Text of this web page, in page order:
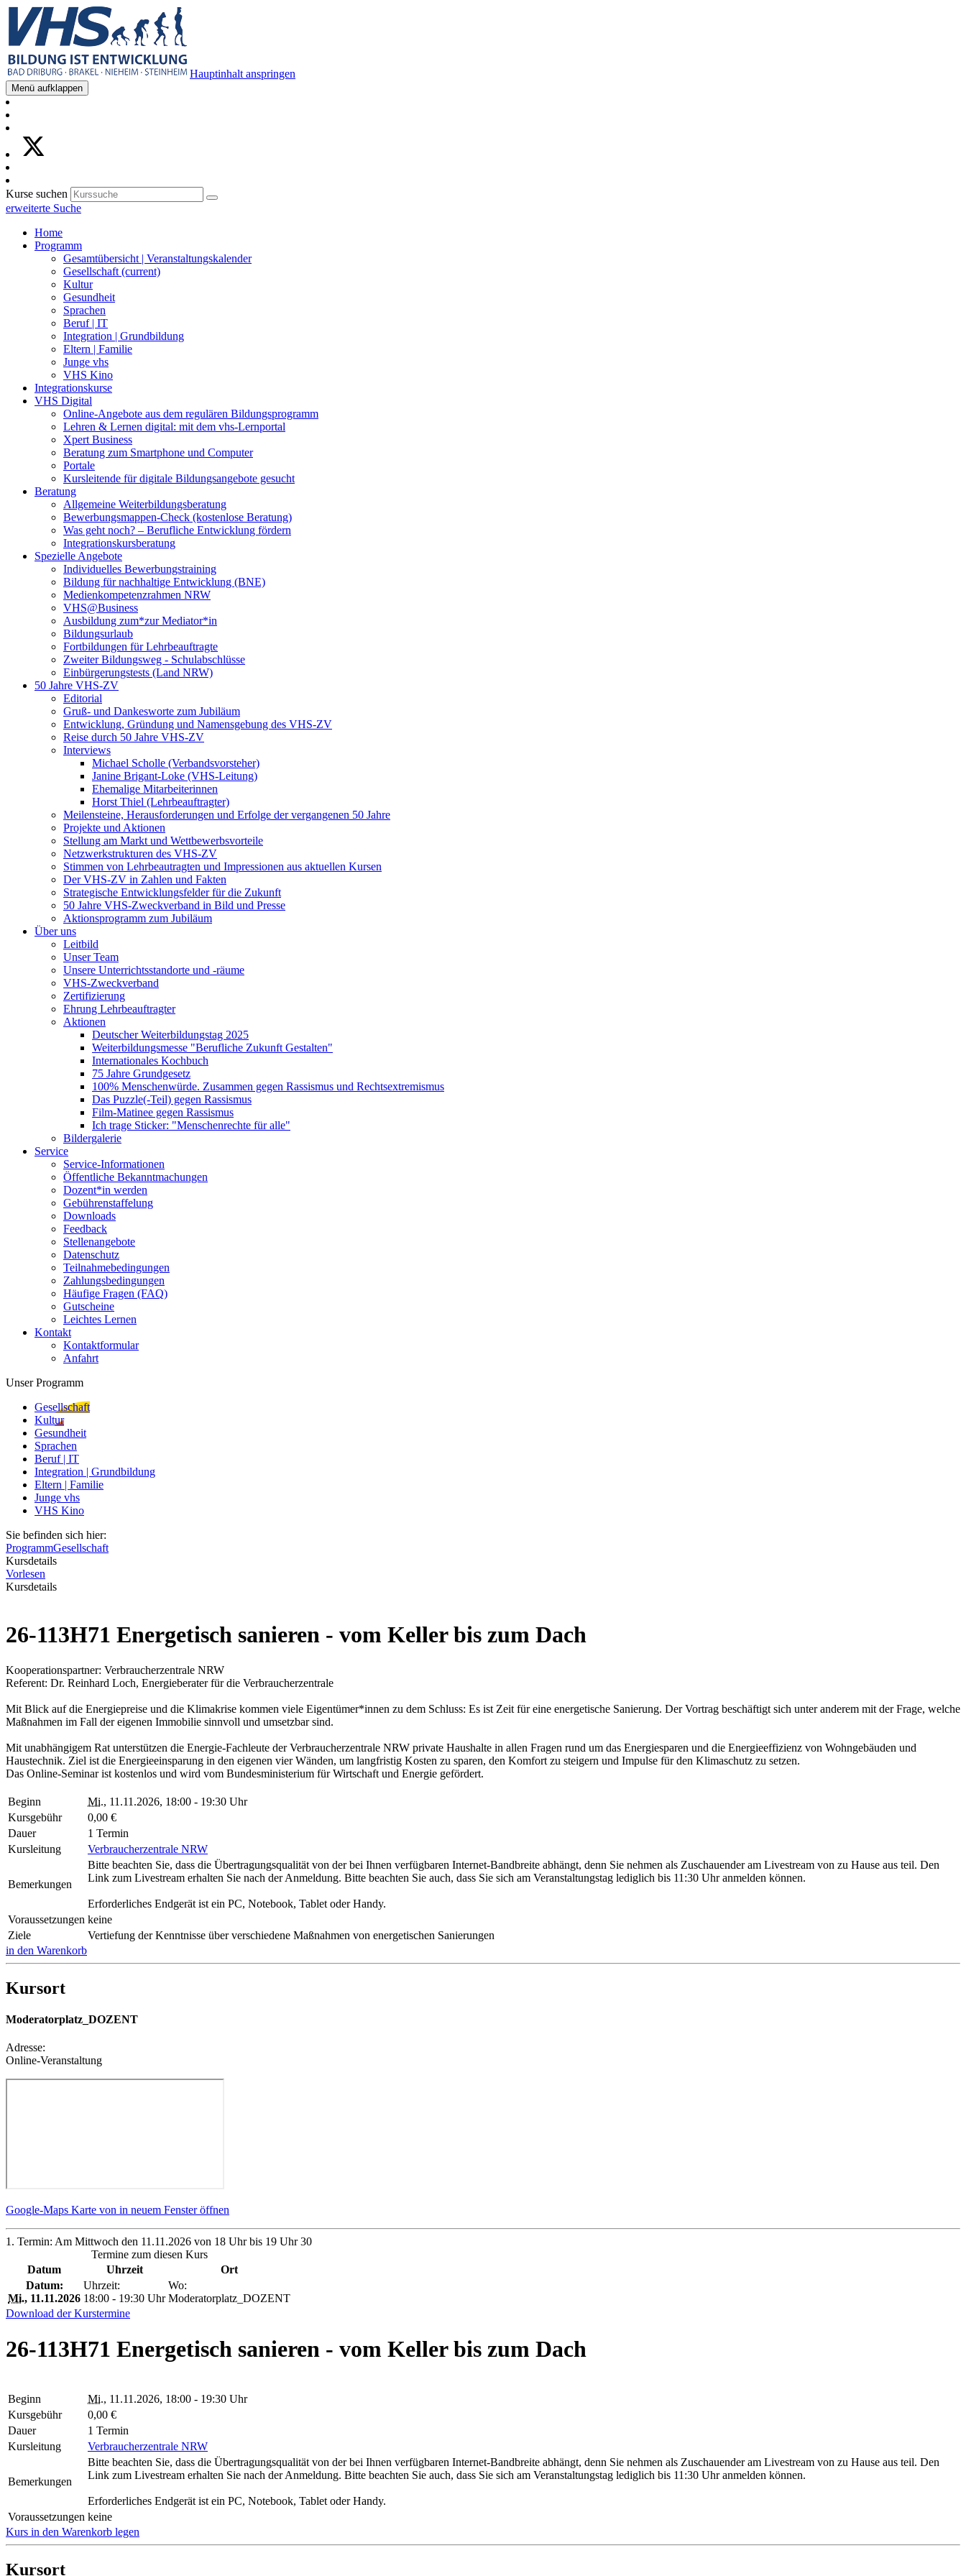
Hauptinhalt anspringen
Menü aufklappen
Kurse suchen
erweiterte Suche
Home
Programm
Gesamtübersicht | Veranstaltungskalender
Gesellschaft (current)
Kultur
Gesundheit
Sprachen
Beruf | IT
Integration | Grundbildung
Eltern | Familie
Junge vhs
VHS Kino
Integrationskurse
VHS Digital
Online-Angebote aus dem regulären Bildungsprogramm
Lehren & Lernen digital: mit dem vhs-Lernportal
Xpert Business
Beratung zum Smartphone und Computer
Portale
Kursleitende für digitale Bildungsangebote gesucht
Beratung
Allgemeine Weiterbildungsberatung
Bewerbungsmappen-Check (kostenlose Beratung)
Was geht noch? – Berufliche Entwicklung fördern
Integrationskursberatung
Spezielle Angebote
Individuelles Bewerbungstraining
Bildung für nachhaltige Entwicklung (BNE)
Medienkompetenzrahmen NRW
VHS@Business
Ausbildung zum*zur Mediator*in
Bildungsurlaub
Fortbildungen für Lehrbeauftragte
Zweiter Bildungsweg - Schulabschlüsse
Einbürgerungstests (Land NRW)
50 Jahre VHS-ZV
Editorial
Gruß- und Dankesworte zum Jubiläum
Entwicklung, Gründung und Namensgebung des VHS-ZV
Reise durch 50 Jahre VHS-ZV
Interviews
Michael Scholle (Verbandsvorsteher)
Janine Brigant-Loke (VHS-Leitung)
Ehemalige Mitarbeiterinnen
Horst Thiel (Lehrbeauftragter)
Meilensteine, Herausforderungen und Erfolge der vergangenen 50 Jahre
Projekte und Aktionen
Stellung am Markt und Wettbewerbsvorteile
Netzwerkstrukturen des VHS-ZV
Stimmen von Lehrbeautragten und Impressionen aus aktuellen Kursen
Der VHS-ZV in Zahlen und Fakten
Strategische Entwicklungsfelder für die Zukunft
50 Jahre VHS-Zweckverband in Bild und Presse
Aktionsprogramm zum Jubiläum
Über uns
Leitbild
Unser Team
Unsere Unterrichtsstandorte und -räume
VHS-Zweckverband
Zertifizierung
Ehrung Lehrbeauftragter
Aktionen
Deutscher Weiterbildungstag 2025
Weiterbildungsmesse "Berufliche Zukunft Gestalten"
Internationales Kochbuch
75 Jahre Grundgesetz
100% Menschenwürde. Zusammen gegen Rassismus und Rechtsextremismus
Das Puzzle(-Teil) gegen Rassismus
Film-Matinee gegen Rassismus
Ich trage Sticker: "Menschenrechte für alle"
Bildergalerie
Service
Service-Informationen
Öffentliche Bekanntmachungen
Dozent*in werden
Gebührenstaffelung
Downloads
Feedback
Stellenangebote
Datenschutz
Teilnahmebedingungen
Zahlungsbedingungen
Häufige Fragen (FAQ)
Gutscheine
Leichtes Lernen
Kontakt
Kontaktformular
Anfahrt
Unser Programm
Gesellschaft
Kultur
Gesundheit
Sprachen
Beruf | IT
Integration | Grundbildung
Eltern | Familie
Junge vhs
VHS Kino
Sie befinden sich hier:
ProgrammGesellschaft
Kursdetails
Vorlesen
Kursdetails
26-113H71 Energetisch sanieren - vom Keller bis zum Dach
Kooperationspartner: Verbraucherzentrale NRW
Referent: Dr. Reinhard Loch, Energieberater für die Verbraucherzentrale
Mit Blick auf die Energiepreise und die Klimakrise kommen viele Eigentümer*innen zu dem Schluss: Es ist Zeit für eine energetische Sanierung. Der Vortrag beschäftigt sich unter anderem mit der Frage, welche
Maßnahmen im Fall der eigenen Immobilie sinnvoll und umsetzbar sind.
Mit unabhängigem Rat unterstützen die Energie-Fachleute der Verbraucherzentrale NRW private Haushalte in allen Fragen rund um das Energiesparen und die Energieeffizienz von Wohngebäuden und
Haustechnik. Ziel ist die Energieeinsparung in den eigenen vier Wänden, um langfristig Kosten zu sparen, den Komfort zu steigern und Impulse für den Klimaschutz zu setzen.
Das Online-Seminar ist kostenlos und wird vom Bundesministerium für Wirtschaft und Energie gefördert.
Beginn Mi., 11.11.2026, 18:00 - 19:30 Uhr
Kursgebühr
0,00 €
Dauer
1 Termin
Kursleitung
Verbraucherzentrale NRW
Bemerkungen
Bitte beachten Sie, dass die Übertragungsqualität von der bei Ihnen verfügbaren Internet-Bandbreite abhängt, denn Sie nehmen als Zuschauender am Livestream von zu Hause aus teil. Den
Link zum Livestream erhalten Sie nach der Anmeldung. Bitte beachten Sie auch, dass Sie sich am Veranstaltungstag lediglich bis 11:30 Uhr anmelden können.
Erforderliches Endgerät ist ein PC, Notebook, Tablet oder Handy.
Voraussetzungen keine
Ziele
Vertiefung der Kenntnisse über verschiedene Maßnahmen von energetischen Sanierungen
in den Warenkorb
Kursort
Moderatorplatz_DOZENT
Adresse:
Online-Veranstaltung
Google-Maps Karte von in neuem Fenster öffnen
1. Termin: Am Mittwoch den 11.11.2026 von 18 Uhr bis 19 Uhr 30
Termine zum diesen Kurs
Datum
Uhrzeit
Ort
Datum:
Mi., 11.11.2026
Uhrzeit:
18:00 - 19:30 Uhr
Wo:
Moderatorplatz_DOZENT
Download der Kurstermine
26-113H71 Energetisch sanieren - vom Keller bis zum Dach
Beginn Mi., 11.11.2026, 18:00 - 19:30 Uhr
Kursgebühr
0,00 €
Dauer
1 Termin
Kursleitung
Verbraucherzentrale NRW
Bemerkungen
Bitte beachten Sie, dass die Übertragungsqualität von der bei Ihnen verfügbaren Internet-Bandbreite abhängt, denn Sie nehmen als Zuschauender am Livestream von zu Hause aus teil. Den
Link zum Livestream erhalten Sie nach der Anmeldung. Bitte beachten Sie auch, dass Sie sich am Veranstaltungstag lediglich bis 11:30 Uhr anmelden können.
Erforderliches Endgerät ist ein PC, Notebook, Tablet oder Handy.
Voraussetzungen keine
Kurs in den Warenkorb legen
Kursort